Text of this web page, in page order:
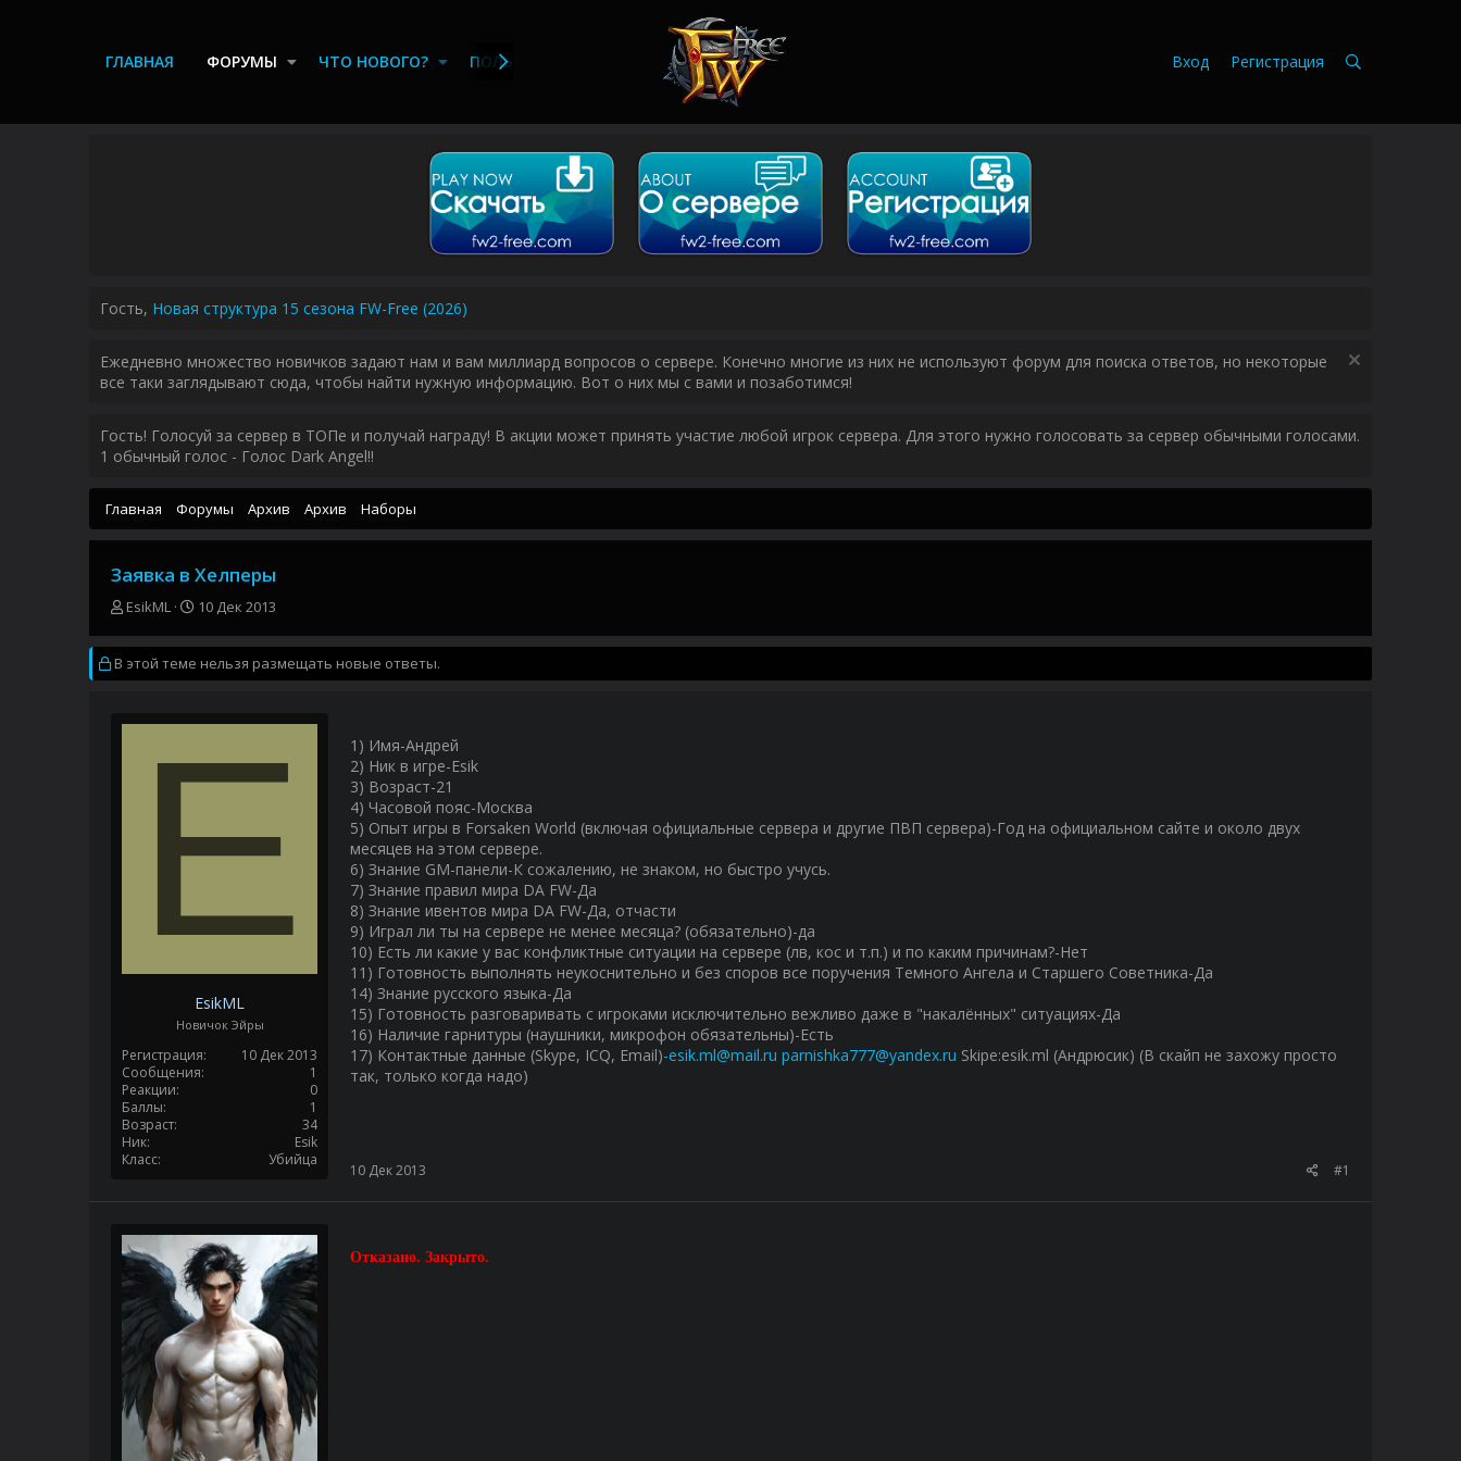
ГЛАВНАЯ ФОРУМЫ ЧТО НОВОГО? ПОЛЬЗОВАТЕЛИ Вход Регистрация
Гость, Новая структура 15 сезона FW-Free (2026)
Ежедневно множество новичков задают нам и вам миллиард вопросов о сервере. Конечно многие из них не используют форум для поиска ответов, но некоторые
все таки заглядывают сюда, чтобы найти нужную информацию. Вот о них мы с вами и позаботимся!
Гость! Голосуй за сервер в ТОПе и получай награду! В акции может принять участие любой игрок сервера. Для этого нужно голосовать за сервер обычными голосами.
1 обычный голос - Голос Dark Angel!!
Главная Форумы Архив Архив Наборы
Заявка в Хелперы
А
т
о
р
е
EsikML
Д
т
а
н
ч
л
а
10 Дек 2013
В этой теме нельзя размещать новые ответы.
E
EsikML
Новичок Эйры
Регистрация
10 Дек 2013
Сообщения
1
Реакции
0
Баллы
1
Возраст
34
Ник
Esik
Класс
Убийца
1) Имя-Андрей
2) Ник в игре-Esik
3) Возраст-21
4) Часовой пояс-Москва
5) Опыт игры в Forsaken World (включая официальные сервера и другие ПВП сервера)-Год на официальном сайте и около двух
месяцев на этом сервере.
6) Знание GM-панели-К сожалению, не знаком, но быстро учусь.
7) Знание правил мира DA FW-Да
8) Знание ивентов мира DA FW-Да, отчасти
9) Играл ли ты на сервере не менее месяца? (обязательно)-да
10) Есть ли какие у вас конфликтные ситуации на сервере (лв, кос и т.п.) и по каким причинам?-Нет
11) Готовность выполнять неукоснительно и без споров все поручения Темного Ангела и Старшего Советника-Да
14) Знание русского языка-Да
15) Готовность разговаривать с игроками исключительно вежливо даже в "накалённых" ситуациях-Да
16) Наличие гарнитуры (наушники, микрофон обязательны)-Есть
17) Контактные данные (Skype, ICQ, Еmail)-esik.ml@mail.ru parnishka777@yandex.ru Skipe:esik.ml (Андрюсик) (В скайп не захожу просто
так, только когда надо)
10 Дек 2013 #1
Отказано. Закрыто.